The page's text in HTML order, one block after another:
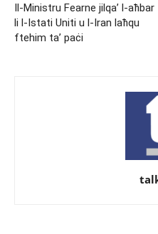
Il-Ministru Fearne jilqa’ l-aħbar
li l-Istati Uniti u l-Iran laħqu
ftehim ta’ paċi